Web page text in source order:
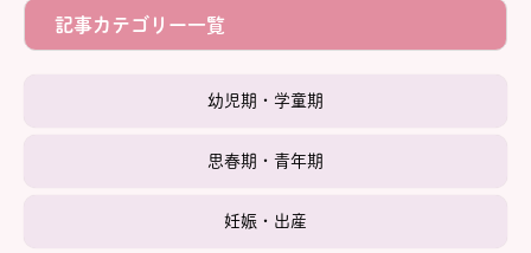
記事カテゴリー一覧
幼児期・学童期
思春期・青年期
妊娠・出産